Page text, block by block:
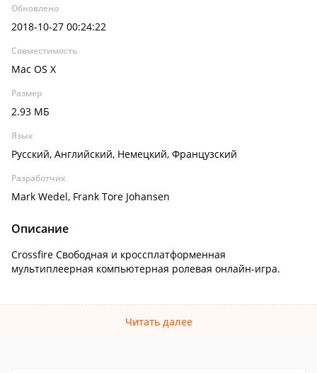
Обновлено
2018-10-27 00:24:22
Совместимость
Mac OS X
Размер
2.93 МБ
Язык
Русский, Английский, Немецкий, Французский
Разработчик
Mark Wedel, Frank Tore Johansen
Описание
Crossfire Свободная и кроссплатформенная
мультиплеерная компьютерная ролевая онлайн-игра.
Читать далее